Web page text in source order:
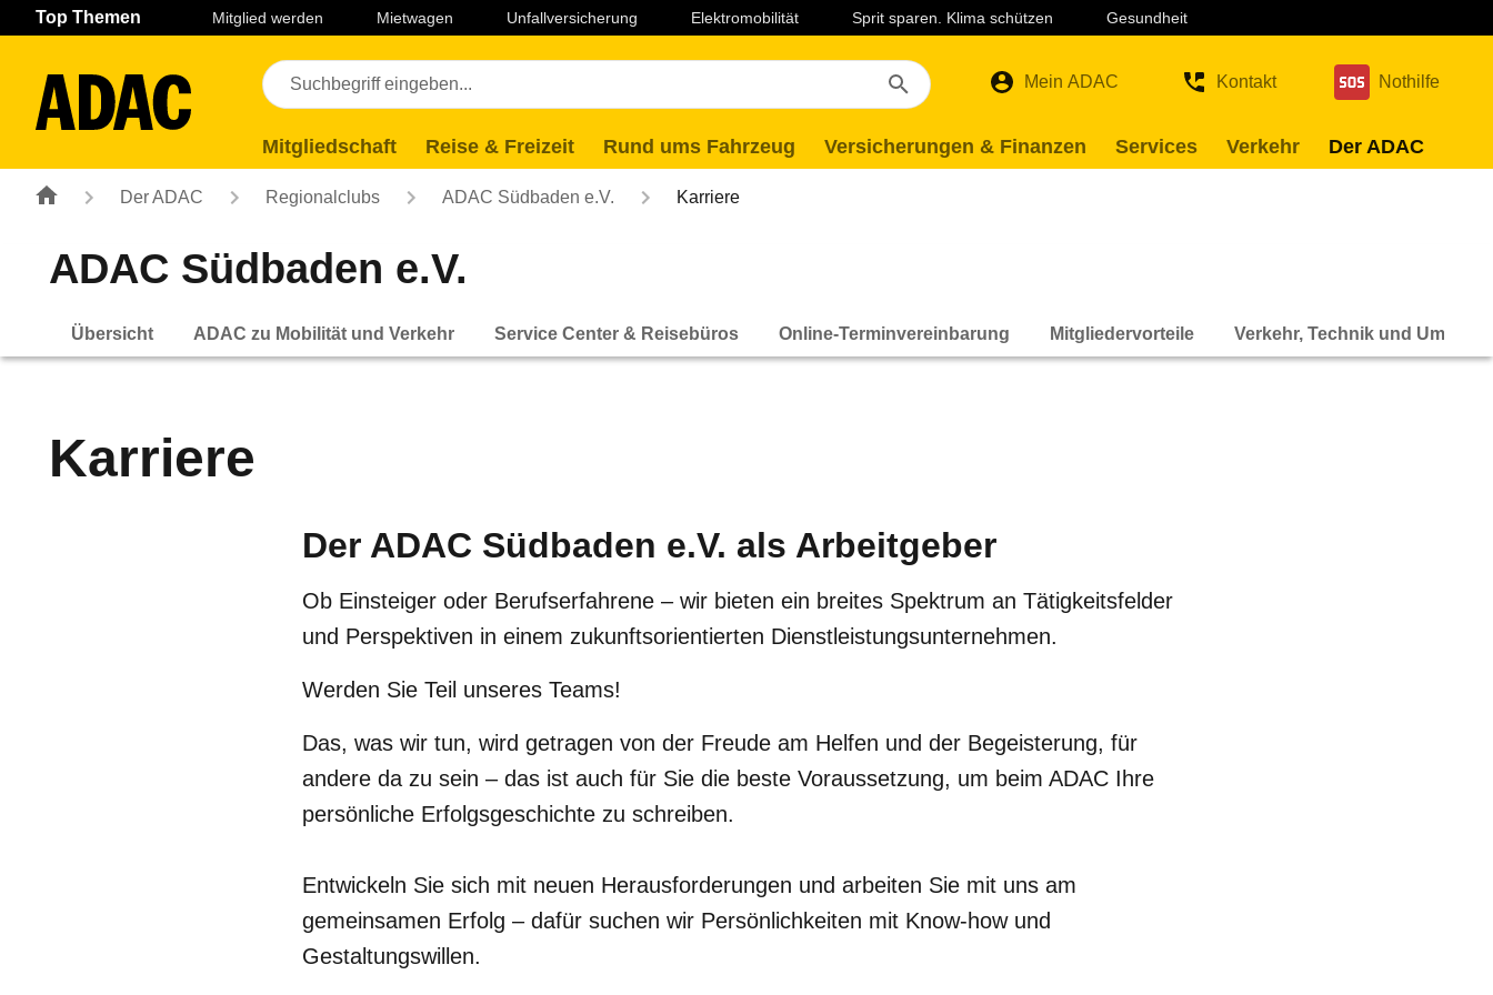
Navigation Seiteninhalt Fußzeile
Top Themen Mitglied werden Mietwagen Unfallversicherung Elektromobilität Sprit sparen. Klima schützen Gesundheit
Mein ADAC Kontakt Nothilfe
Mitgliedschaft Reise & Freizeit Rund ums Fahrzeug Versicherungen & Finanzen Services Verkehr Der ADAC
Der ADAC Regionalclubs ADAC Südbaden e.V. Karriere
ADAC Südbaden e.V.
Übersicht ADAC zu Mobilität und Verkehr Service Center & Reisebüros Online-Terminvereinbarung Mitgliedervorteile Verkehr, Technik und Umwelt
Karriere
Der ADAC Südbaden e.V. als Arbeitgeber
Ob Einsteiger oder Berufserfahrene – wir bieten ein breites Spektrum an Tätigkeitsfelder
und Perspektiven in einem zukunftsorientierten Dienstleistungsunternehmen.
Werden Sie Teil unseres Teams!
Das, was wir tun, wird getragen von der Freude am Helfen und der Begeisterung, für
andere da zu sein – das ist auch für Sie die beste Voraussetzung, um beim ADAC Ihre
persönliche Erfolgsgeschichte zu schreiben.
Entwickeln Sie sich mit neuen Herausforderungen und arbeiten Sie mit uns am
gemeinsamen Erfolg – dafür suchen wir Persönlichkeiten mit Know-how und
Gestaltungswillen.